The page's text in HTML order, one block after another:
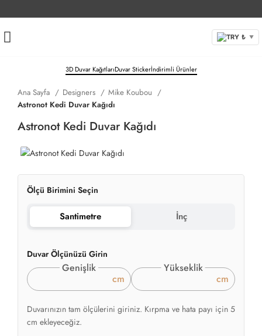
TRY ₺ ▼
3D Duvar KağıtlarıDuvar Stickerİndirimli Ürünler
Ana Sayfa Designers
Mike Koubou
Astronot Kedi Duvar Kağıdı
Astronot Kedi Duvar Kağıdı
Ölçü Birimini Seçin
Santimetre İnç
Duvar Ölçünüzü Girin
Genişlik
cm
Yükseklik
cm
Duvarınızın tam ölçülerini giriniz. Kırpma ve hata payı için 5
cm ekleyeceğiz.